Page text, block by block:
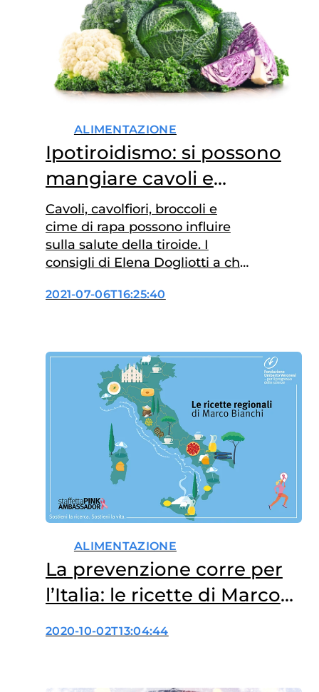
ALIMENTAZIONE
Ipotiroidismo: si possono
mangiare cavoli e
broccoli?
Cavoli, cavolfiori, broccoli e
cime di rapa possono influire
sulla salute della tiroide. I
consigli di Elena Dogliotti a chi
2021-07-06T16:25:40
ALIMENTAZIONE
La prevenzione corre per
l’Italia: le ricette di Marco
Bianchi
2020-10-02T13:04:44